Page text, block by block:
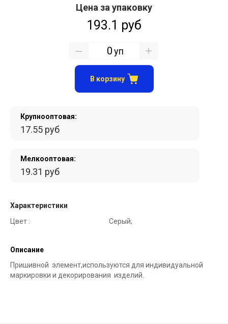
Крупнооптовая:
17.55 руб
Мелкооптовая:
19.31 руб
Характеристики
Цвет :
Серый;
Описание
Пришивной элемент,используются для индивидуальной
маркировки и декорирования изделий.
Цена за упаковку
193.1 руб
уп
В корзину